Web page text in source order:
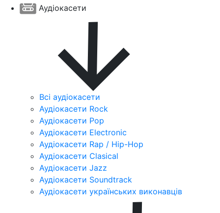
Аудіокасети
Всі аудіокасети
Аудіокасети Rock
Аудіокасети Pop
Аудіокасети Electronic
Аудіокасети Rap / Hip-Hop
Аудіокасети Clasical
Аудіокасети Jazz
Аудіокасети Soundtrack
Аудіокасети українських виконавців